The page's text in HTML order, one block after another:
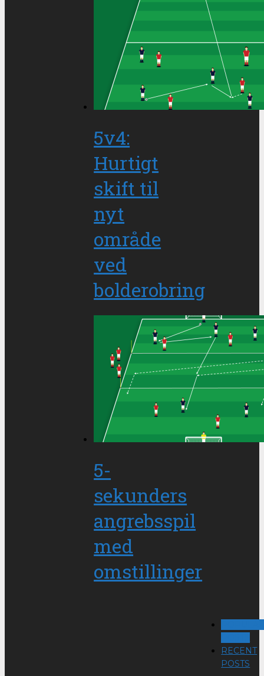
5v4:
Hurtigt
skift til
nyt
område
ved
bolderobring
5-
sekunders
angrebsspil
med
omstillinger
RECENT
POSTS